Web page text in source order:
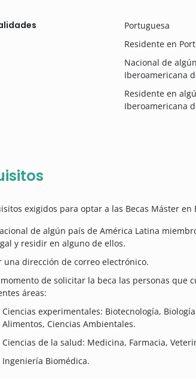
Portuguesa
Residente en
Nacional de
Iberoamericana
Residente en
Iberoamericana
exigidos para optar a las Becas Máster
de algún país de América Latina
y residir en alguno de ellos.
una dirección de correo electrónico.
momento de solicitar la beca las personas
áreas:
Ciencias experimentales: Biotecnología,
Alimentos, Ciencias Ambientales.
Ciencias de la salud: Medicina, Farmacia,
Ingeniería Biomédica.